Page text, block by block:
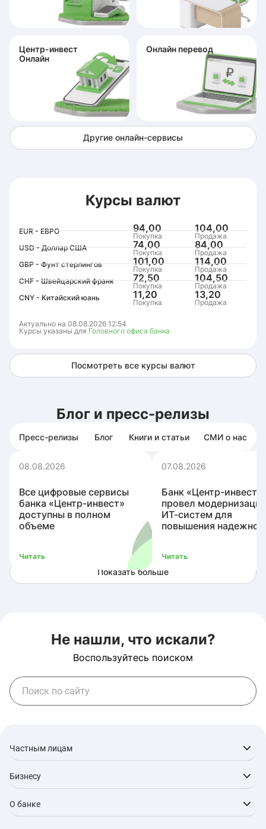
Центр-инвест
Онлайн
Онлайн перевод
Другие онлайн-сервисы
Курсы валют
EUR - ЕВРО 94,00
Покупка
104,00
Продажа
USD - Доллар США
74,00
Покупка
84,00
Продажа
GBP - Фунт стерлингов
101,00
Покупка
114,00
Продажа
CHF - Швейцарский франк
72,50
Покупка
104,50
Продажа
CNY - Китайский юань
11,20
Покупка
13,20
Продажа
Актуально на 08.08.2026 12:54
Курсы указаны для Головного офиса банка
Посмотреть все курсы валют
Блог и пресс-релизы
Пресс-релизы Блог Книги и статьи СМИ о нас
08.08.2026
Все цифровые сервисы
банка «Центр-инвест»
доступны в полном
объеме
Читать
07.08.2026
Банк «Центр-инвест»
провел
ИТ-систем для
повышения
Читать
Показать больше
Не нашли, что искали?
Воспользуйтесь поиском
Частным лицам
Бизнесу
О банке